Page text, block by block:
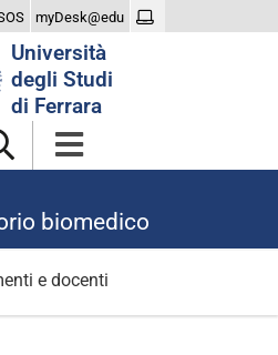
myDesk@edu
Università
degli Studi
di Ferrara
biomedico
e docenti